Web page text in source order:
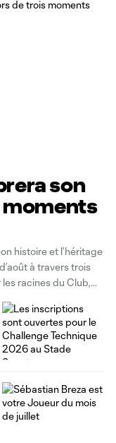
son
moments
histoire et l’héritage
à travers trois
racines du Club,